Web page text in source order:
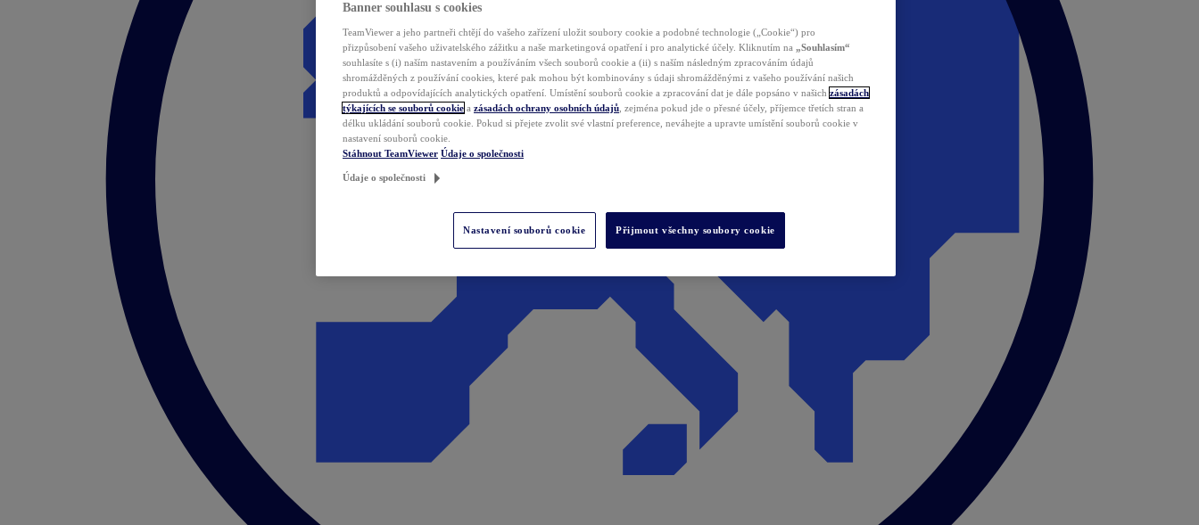
Banner souhlasu s cookies
TeamViewer a jeho partneři chtějí do vašeho zařízení uložit soubory cookie a podobné technologie („Cookie“) pro
přizpůsobení vašeho uživatelského zážitku a naše marketingová opatření i pro analytické účely. Kliknutím na „Souhlasím“
souhlasíte s (i) naším nastavením a používáním všech souborů cookie a (ii) s naším následným zpracováním údajů
shromážděných z používání cookies, které pak mohou být kombinovány s údaji shromážděnými z vašeho používání našich
produktů a odpovídajících analytických opatření. Umístění souborů cookie a zpracování dat je dále popsáno v našich zásadách
týkajících se souborů cookie a zásadách ochrany osobních údajů , zejména pokud jde o přesné účely, příjemce třetích stran a
délku ukládání souborů cookie. Pokud si přejete zvolit své vlastní preference, neváhejte a upravte umístění souborů cookie v
nastavení souborů cookie.
Stáhnout TeamViewer Údaje o společnosti
Údaje o společnosti
Nastavení souborů cookie Přijmout všechny soubory cookie